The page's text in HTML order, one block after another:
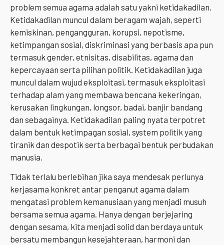
problem semua agama adalah satu yakni ketidakadilan.
Ketidakadilan muncul dalam beragam wajah, seperti
kemiskinan, pengangguran, korupsi, nepotisme,
ketimpangan sosial, diskriminasi yang berbasis apa pun
termasuk gender, etnisitas, disabilitas, agama dan
kepercayaan serta pilihan politik. Ketidakadilan juga
muncul dalam wujud eksploitasi, termasuk eksploitasi
terhadap alam yang membawa bencana kekeringan,
kerusakan lingkungan, longsor, badai, banjir bandang
dan sebagainya. Ketidakadilan paling nyata terpotret
dalam bentuk ketimpagan sosial, system politik yang
tiranik dan despotik serta berbagai bentuk perbudakan
manusia.
Tidak terlalu berlebihan jika saya mendesak perlunya
kerjasama konkret antar penganut agama dalam
mengatasi problem kemanusiaan yang menjadi musuh
bersama semua agama. Hanya dengan berjejaring
dengan sesama, kita menjadi solid dan berdaya untuk
bersatu membangun kesejahteraan, harmoni dan